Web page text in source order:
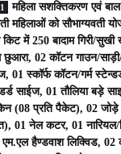
महिला सशक्तिकरण एवं बाल
महिलाओं को सौभाग्यवती
किट में 250 बादाम गिरी/
छुआरा, 02 कॉटन गाउन/
01 स्कॉर्फ कॉटन/गर्म
साईज, 01 तौलिया बड़े
(08 प्रति पैकेट), 02
01 नेल कटर, 01
एम.एल हैण्डवाश लिक्विड,